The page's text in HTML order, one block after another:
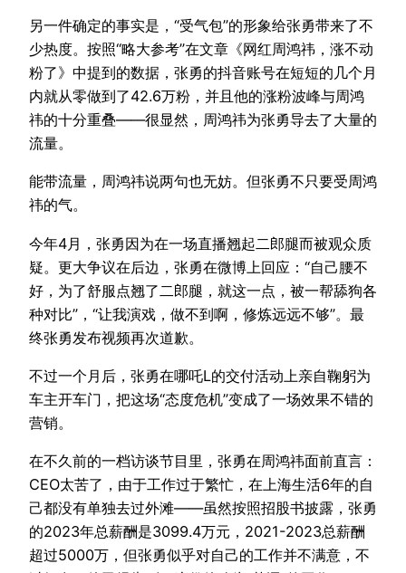
另一件确定的事实是，“受气包”的形象给张勇带来了不
少热度。按照“略大参考”在文章《网红周鸿祎，涨不动
粉了》中提到的数据，张勇的抖音账号在短短的几个月
内就从零做到了42.6万粉，并且他的涨粉波峰与周鸿
祎的十分重叠——很显然，周鸿祎为张勇导去了大量的
流量。
能带流量，周鸿祎说两句也无妨。但张勇不只要受周鸿
祎的气。
今年4月，张勇因为在一场直播翘起二郎腿而被观众质
疑。更大争议在后边，张勇在微博上回应：“自己腰不
好，为了舒服点翘了二郎腿，就这一点，被一帮舔狗各
种对比”，“让我演戏，做不到啊，修炼远远不够”。最
终张勇发布视频再次道歉。
不过一个月后，张勇在哪吒L的交付活动上亲自鞠躬为
车主开车门，把这场“态度危机”变成了一场效果不错的
营销。
在不久前的一档访谈节目里，张勇在周鸿祎面前直言：
CEO太苦了，由于工作过于繁忙，在上海生活6年的自
己都没有单独去过外滩——虽然按照招股书披露，张勇
的2023年总薪酬是3099.4万元，2021-2023总薪酬
超过5000万，但张勇似乎对自己的工作并不满意，不